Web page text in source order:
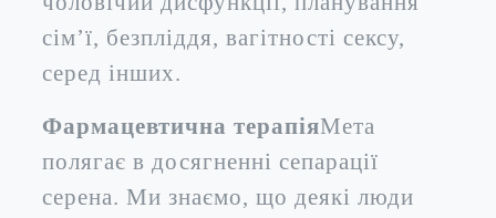
сім’ї, безпліддя, вагітності сексу,
серед інших.
Фармацевтична терапіяМета
полягає в досягненні сепарації
серена. Ми знаємо, що деякі люди